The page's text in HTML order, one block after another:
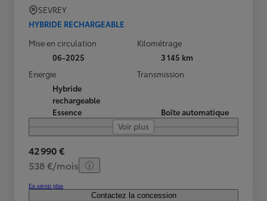
SEVREY
HYBRIDE RECHARGEABLE
Mise en circulation
06-2025
Kilométrage
3 145 km
Energie
Hybride
rechargeable
Essence
Transmission
Boîte automatique
Voir plus
42 990 €
538 €/mois
En savoir plus
Contactez la concession